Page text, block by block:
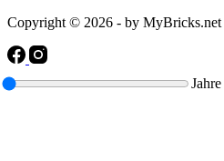
Jahre
Copyright © 2026 - by MyBricks.net